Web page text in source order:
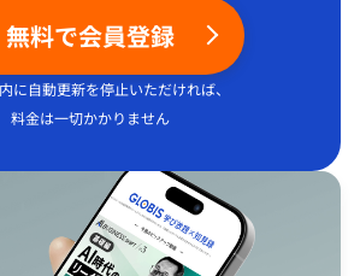
無料で会員登録
に自動更新を停止いただければ、
料金は一切かかりません